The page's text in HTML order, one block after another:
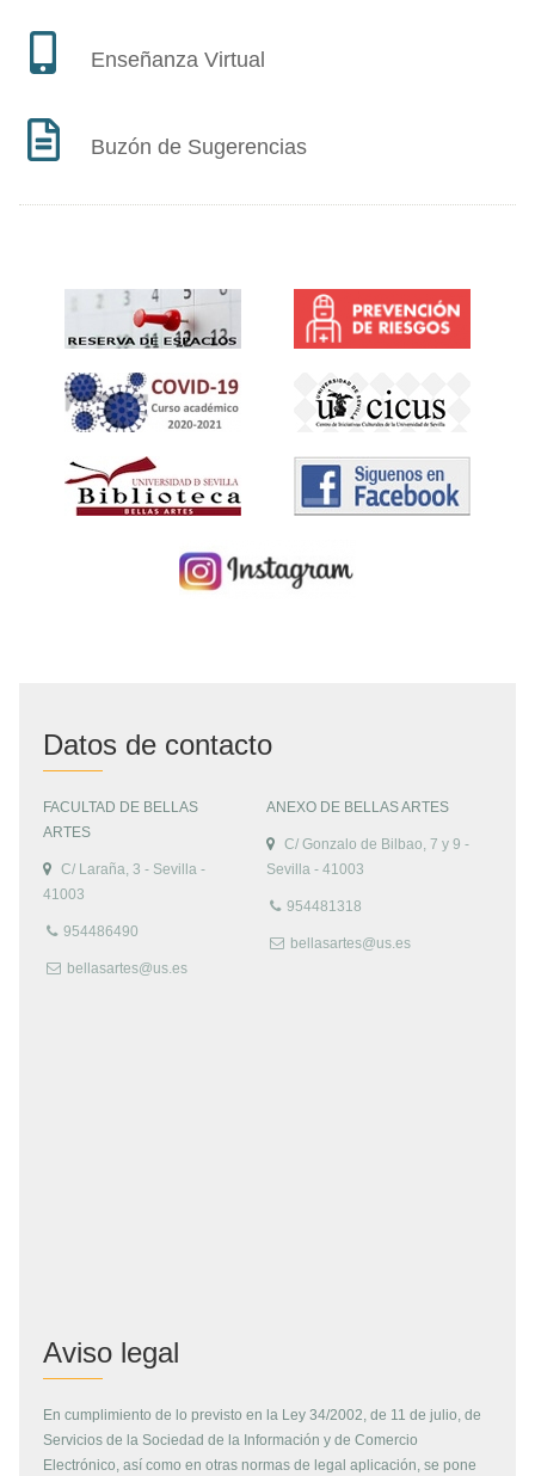
Enseñanza Virtual
Buzón de Sugerencias
Datos de contacto
FACULTAD DE BELLAS
ARTES
C/ Laraña, 3 - Sevilla -
41003
954486490
bellasartes@us.es
ANEXO DE BELLAS ARTES
C/ Gonzalo de Bilbao, 7 y 9 -
Sevilla - 41003
954481318
bellasartes@us.es
Aviso legal
En cumplimiento de lo previsto en la Ley 34/2002, de 11 de julio, de
Servicios de la Sociedad de la Información y de Comercio
Electrónico, así como en otras normas de legal aplicación, se pone